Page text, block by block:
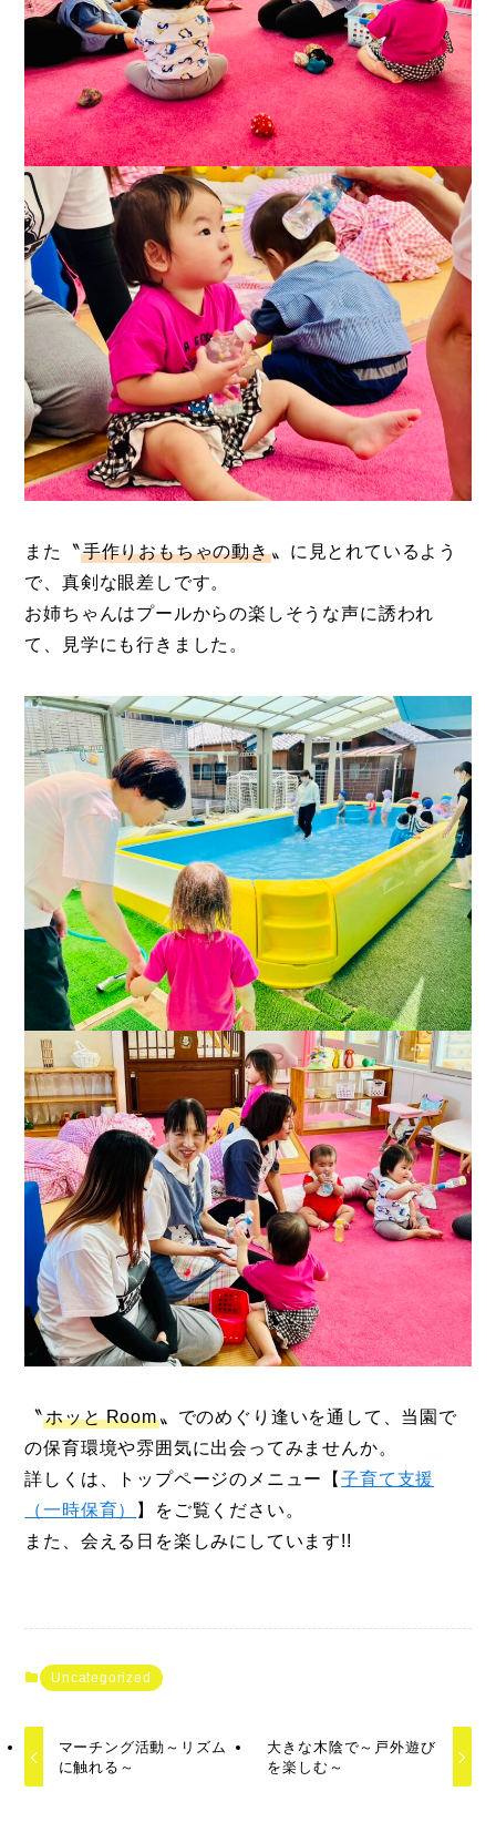
また〝手作りおもちゃの動き〟に見とれているよう
で、真剣な眼差しです。
お姉ちゃんはプールからの楽しそうな声に誘われ
て、見学にも行きました。
〝ホッと Room〟でのめぐり逢いを通して、当園で
の保育環境や雰囲気に出会ってみませんか。
詳しくは、トップページのメニュー【子育て支援
（一時保育）
】をご覧ください。
また、会える日を楽しみにしています!!
Uncategorized
マーチング活動～リズム
に触れる～
大きな木陰で～戸外遊び
を楽しむ～